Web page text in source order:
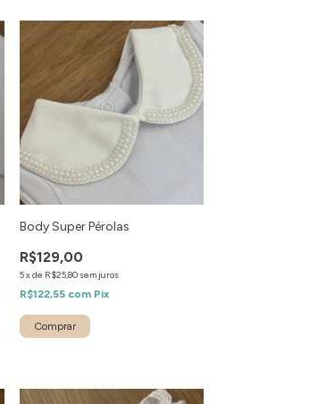
Body Super Pérolas
R$129,00
5xde R$25,80 sem juros
R$122,55 com Pix